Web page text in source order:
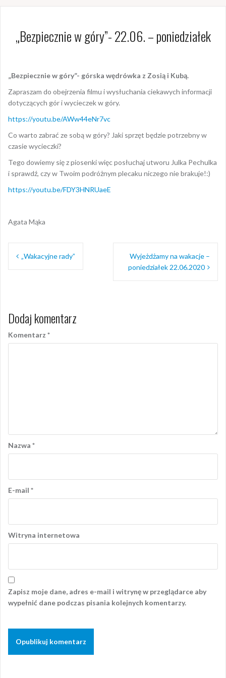
„Bezpiecznie w góry”- 22.06. – poniedziałek
„Bezpiecznie w góry”- górska wędrówka z Zosią i Kubą.
Zapraszam do obejrzenia filmu i wysłuchania ciekawych informacji
dotyczących gór i wycieczek w góry.
https://youtu.be/AWw44eNr7vc
Co warto zabrać ze sobą w góry? Jaki sprzęt będzie potrzebny w
czasie wycieczki?
Tego dowiemy się z piosenki więc posłuchaj utworu Julka Pechulka
i sprawdź, czy w Twoim podróżnym plecaku niczego nie brakuje!:)
https://youtu.be/FDY3HNRUaeE
Agata Mąka
Nawigacja
wpisu
„Wakacyjne rady”
Wyjeżdżamy na wakacje –
poniedziałek 22.06.2020
Dodaj komentarz
Komentarz *
Nazwa *
E-mail *
Witryna internetowa
Zapisz moje dane, adres e-mail i witrynę w przeglądarce aby
wypełnić dane podczas pisania kolejnych komentarzy.